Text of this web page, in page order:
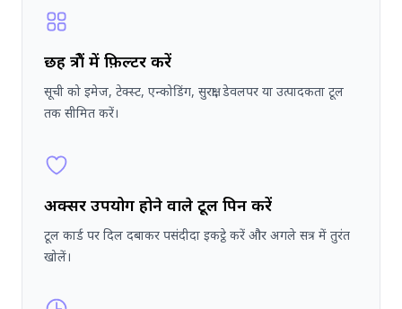
छह क्षेत्रों में फ़िल्टर करें
सूची को इमेज, टेक्स्ट, एन्कोडिंग, सुरक्षा, डेवलपर या उत्पादकता टूल
तक सीमित करें।
अक्सर उपयोग होने वाले टूल पिन करें
टूल कार्ड पर दिल दबाकर पसंदीदा इकट्ठे करें और अगले सत्र में तुरंत
खोलें।